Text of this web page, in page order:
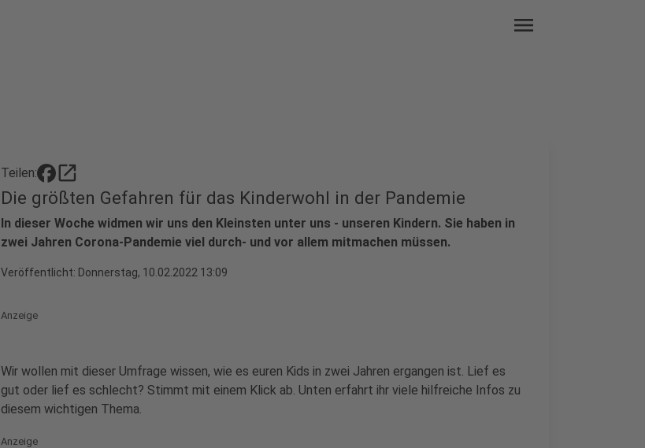
menu
Teilen: open_in_new
Die größten Gefahren für das Kinderwohl in der Pandemie
In dieser Woche widmen wir uns den Kleinsten unter uns - unseren Kindern. Sie haben in
zwei Jahren Corona-Pandemie viel durch- und vor allem mitmachen müssen.
Veröffentlicht: Donnerstag, 10.02.2022 13:09
Anzeige
Wir wollen mit dieser Umfrage wissen, wie es euren Kids in zwei Jahren ergangen ist. Lief es
gut oder lief es schlecht? Stimmt mit einem Klick ab. Unten erfahrt ihr viele hilfreiche Infos zu
diesem wichtigen Thema.
Anzeige